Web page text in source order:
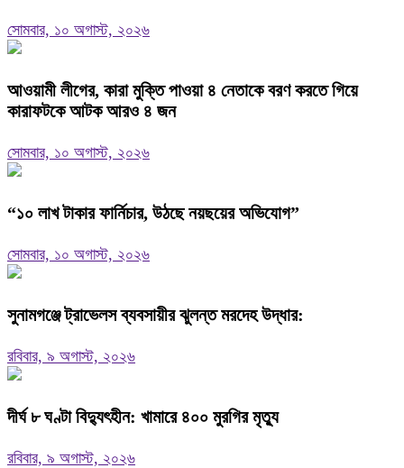
সোমবার, ১০ অগাস্ট, ২০২৬
আওয়ামী লীগের, কারা মুক্তি পাওয়া ৪ নেতাকে বরণ করতে গিয়ে
কারাফটকে আটক আরও ৪ জন
সোমবার, ১০ অগাস্ট, ২০২৬
“১০ লাখ টাকার ফার্নিচার, উঠছে নয়ছয়ের অভিযোগ”
সোমবার, ১০ অগাস্ট, ২০২৬
সুনামগঞ্জে ট্রাভেলস ব্যবসায়ীর ঝুলন্ত মরদেহ উদ্ধার:
রবিবার, ৯ অগাস্ট, ২০২৬
দীর্ঘ ৮ ঘণ্টা বিদ্যুৎহীন: খামারে ৪০০ মুরগির মৃত্যু
রবিবার, ৯ অগাস্ট, ২০২৬